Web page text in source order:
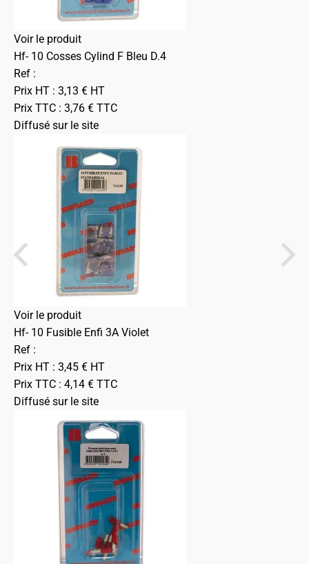
Voir le produit
Hf- 10 Cosses Cylind F Bleu D.4
Ref :
Prix HT : 3,13 € HT
Prix TTC : 3,76 € TTC
Diffusé sur le site
Voir le produit
Hf- 10 Fusible Enfi 3A Violet
Ref :
Prix HT : 3,45 € HT
Prix TTC : 4,14 € TTC
Diffusé sur le site